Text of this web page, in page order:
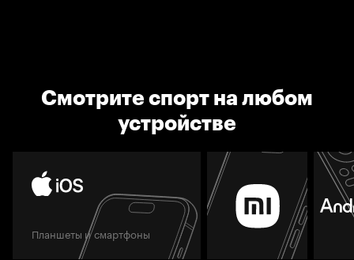
Смотрите спорт на любом
устройстве
Планшеты и смартфоны